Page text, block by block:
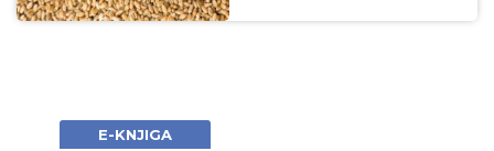
E-KNJIGA